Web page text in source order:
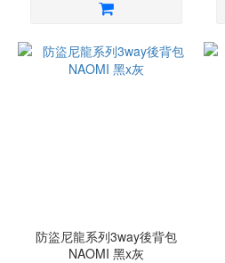
防盜尼龍系列3way後背包
NAOMI 黑x灰